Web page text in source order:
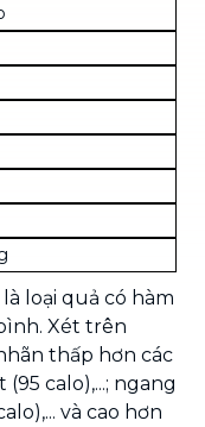
loại quả có hàm
Xét trên
thấp hơn các
calo),...; ngang
và cao hơn